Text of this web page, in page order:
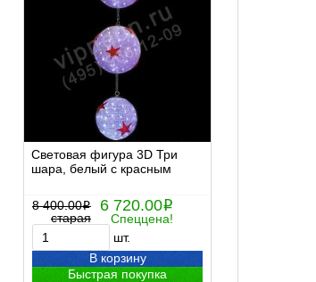
Световая фигура 3D Три
шара, белый с красным
8 400.00i
старая
6 720.00i
Спеццена!
шт.
В корзину
Быстрая покупка